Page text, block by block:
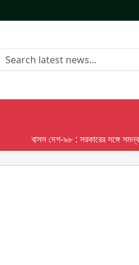
বাসস দেশ-৯৮ : সরকারের সঙ্গে সমন্বয়